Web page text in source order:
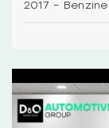
2017 - Benzine